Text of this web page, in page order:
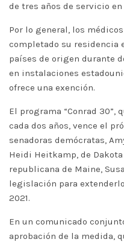
de tres años de servicio en
Por lo general, los
completado su residencia
países de origen durante
en instalaciones
ofrece una exención.
El programa “Conrad 30”,
cada dos años, vence el
senadoras demócratas,
Heidi Heitkamp, de
republicana de Maine,
legislación para
2021.
En un comunicado
aprobación de la medida,